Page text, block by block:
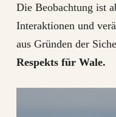
Die Beobachtung ist
Interaktionen und
aus Gründen der
Respekts für Wale.